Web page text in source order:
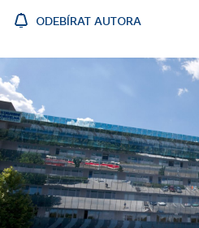
ODEBÍRAT AUTORA